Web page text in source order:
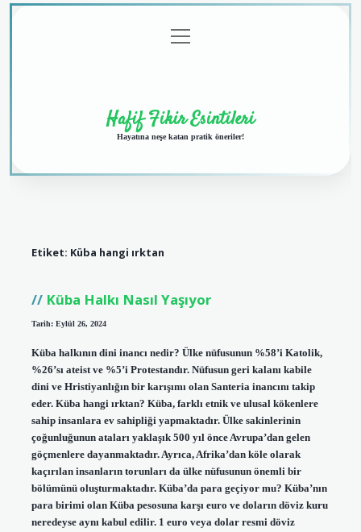
menüyü
aç
Hafif Fikir Esintileri
Hayatına neşe katan pratik öneriler!
Etiket: Küba hangi ırktan
Küba Halkı Nasıl Yaşıyor
Tarih: Eylül 26, 2024
Küba halkının dini inancı nedir? Ülke nüfusunun %58’i Katolik,
%26’sı ateist ve %5’i Protestandır. Nüfusun geri kalanı kabile
dini ve Hristiyanlığın bir karışımı olan Santeria inancını takip
eder. Küba hangi ırktan? Küba, farklı etnik ve ulusal kökenlere
sahip insanlara ev sahipliği yapmaktadır. Ülke sakinlerinin
çoğunluğunun ataları yaklaşık 500 yıl önce Avrupa’dan gelen
göçmenlere dayanmaktadır. Ayrıca, Afrika’dan köle olarak
kaçırılan insanların torunları da ülke nüfusunun önemli bir
bölümünü oluşturmaktadır. Küba’da para geçiyor mu? Küba’nın
para birimi olan Küba pesosuna karşı euro ve doların döviz kuru
neredeyse aynı kabul edilir. 1 euro veya dolar resmi döviz